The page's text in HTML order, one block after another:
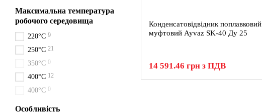
Конденсатовідвідник поплавковий
муфтовий Ayvaz SK-40 Ду 25
14 591.46 грн з ПДВ
Максимальна температура
робочого середовища
220°С 9
250°С 21
350°C 0
400°С 12
400°C 0
Особливість